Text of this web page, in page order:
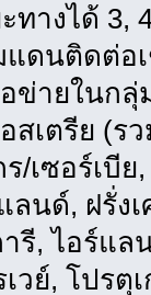
ทางได้ 3,
ดนติดต่อ
ข่ายในกลุ่
สเตรีย (ร
/เซอร์เบีย
นด์, ฝรั่งเ
รี, ไอร์แล
วย์, โปรตุ